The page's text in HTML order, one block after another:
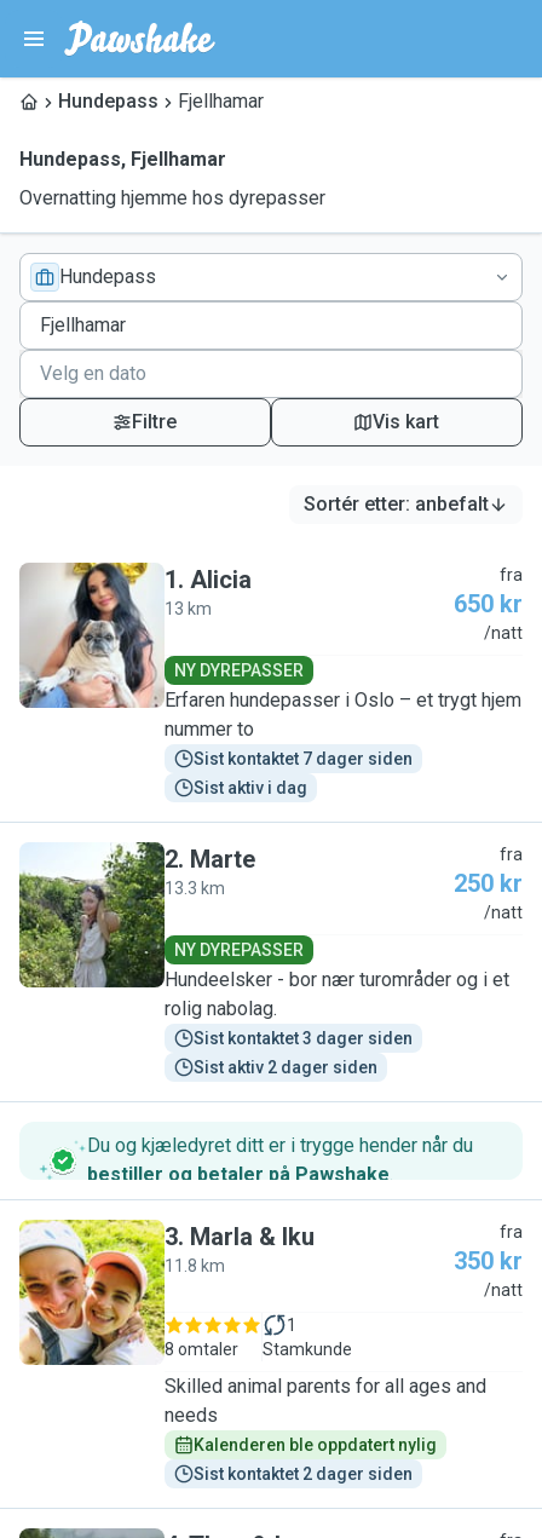
Hundepass Fjellhamar
Hundepass, Fjellhamar
Overnatting hjemme hos dyrepasser
Hundepass
Filtre Vis kart
Sortér etter: anbefalt
A
1. Alicia
13 km
fra
650 kr
/natt
NY DYREPASSER
Erfaren hundepasser i Oslo – et trygt hjem
nummer to
Sist kontaktet 7 dager siden
Sist aktiv i dag
M
2. Marte
13.3 km
fra
250 kr
/natt
NY DYREPASSER
Hundeelsker - bor nær turområder og i et
rolig nabolag.
Sist kontaktet 3 dager siden
Sist aktiv 2 dager siden
Du og kjæledyret ditt er i trygge hender når du
bestiller og betaler på Pawshake.
M
3. Marla & Iku
11.8 km
fra
350 kr
/natt
8 omtaler
1
Stamkunde
Skilled animal parents for all ages and
needs
Kalenderen ble oppdatert nylig
Sist kontaktet 2 dager siden